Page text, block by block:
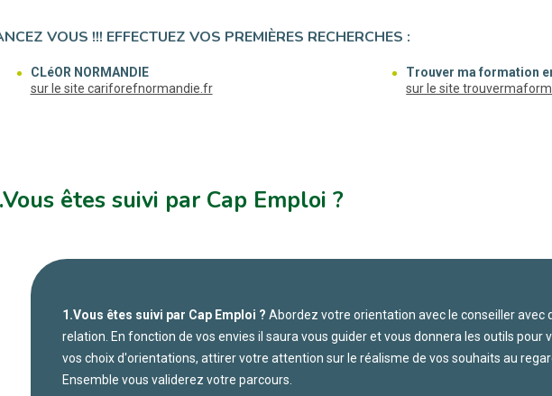
VOUS !!! EFFECTUEZ VOS PREMIÈRES RECHERCHES :
CLéOR NORMANDIE
sur le site cariforefnormandie.fr(nouvelle fenêtre)
Trouver ma formation
sur le site
êtes suivi par Cap Emploi ?
1.Vous êtes suivi par Cap Emploi ? Abordez votre orientation avec le conseiller avec
relation. En fonction de vos envies iI saura vous guider et vous donnera les outils pour
vos choix d'orientations, attirer votre attention sur le réalisme de vos souhaits au
Ensemble vous validerez votre parcours.